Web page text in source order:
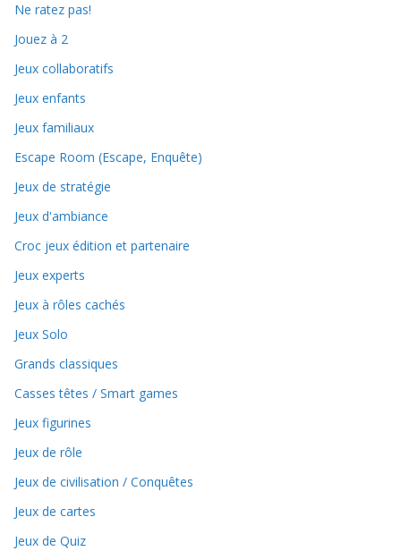
Ne ratez pas!
Jouez à 2
Jeux collaboratifs
Jeux enfants
Jeux familiaux
Escape Room (Escape, Enquête)
Jeux de stratégie
Jeux d'ambiance
Croc jeux édition et partenaire
Jeux experts
Jeux à rôles cachés
Jeux Solo
Grands classiques
Casses têtes / Smart games
Jeux figurines
Jeux de rôle
Jeux de civilisation / Conquêtes
Jeux de cartes
Jeux de Quiz